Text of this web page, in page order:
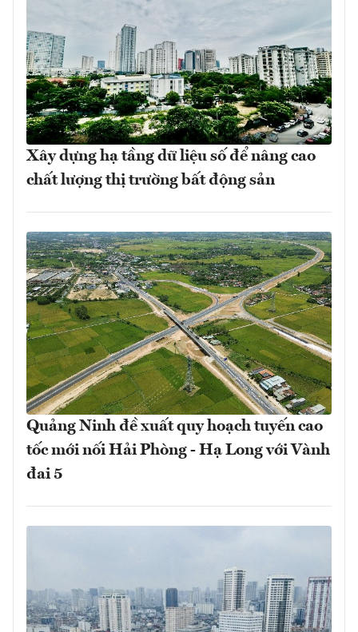
Xây dựng hạ tầng dữ liệu số để nâng cao
chất lượng thị trường bất động sản
Quảng Ninh đề xuất quy hoạch tuyến cao
tốc mới nối Hải Phòng - Hạ Long với Vành
đai 5